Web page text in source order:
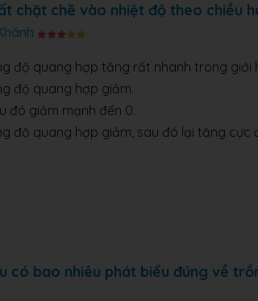
chặt chẽ vào nhiệt độ theo chiều
độ quang hợp tăng rất nhanh trong giới
độ quang hợp giảm.
đó giảm mạnh đến 0.
độ quang hợp giảm, sau đó lại tăng cực
có bao nhiêu phát biểu đúng về